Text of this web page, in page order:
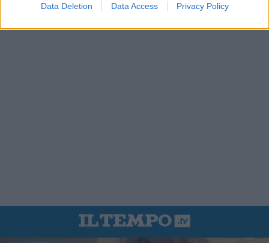
Data Deletion Data Access Privacy Policy